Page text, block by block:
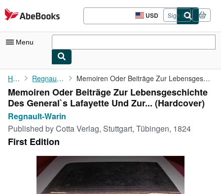
Skip to main content
AbeBooks.com USD
Site
shopping
Sign in
Menu
My Account
My Purchases
Advanced Search
Browse Collections
Rare Books
Art & Collectibles
Textbooks
Home Regnault-Warin Memoiren Oder Beiträge Zur Lebensgeschichte Des General`s ...
Memoiren Oder Beiträge Zur Lebensgeschichte
Des General`s Lafayette Und Zur... (Hardcover)
Regnault-Warin
Published byCotta Verlag, Stuttgart, Tübingen, 1824
First Edition